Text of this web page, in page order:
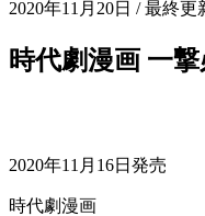
2020年11月20日 / 最終更
時代劇漫画 一
2020年11月16日発売
時代劇漫画